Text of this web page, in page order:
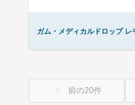
ガム・メディカルドロップ レ
前の20件